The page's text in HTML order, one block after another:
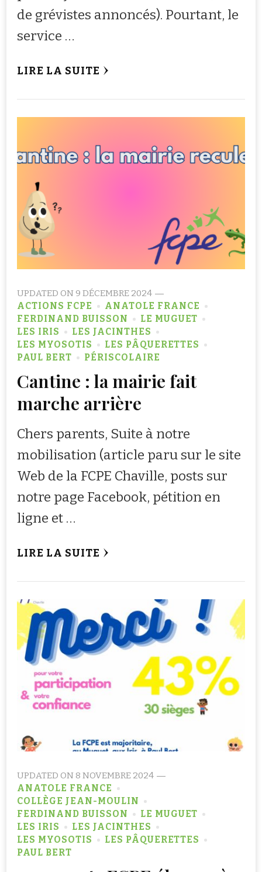
de grévistes annoncés). Pourtant, le
service …
LIRE LA SUITE
UPDATED ON 9 DÉCEMBRE 2024
ACTIONS FCPE
ANATOLE FRANCE
FERDINAND BUISSON
LE MUGUET
LES IRIS
LES JACINTHES
LES MYOSOTIS
LES PÂQUERETTES
PAUL BERT
PÉRISCOLAIRE
Cantine : la mairie fait
marche arrière
Chers parents, Suite à notre
mobilisation (article paru sur le site
Web de la FCPE Chaville, posts sur
notre page Facebook, pétition en
ligne et …
LIRE LA SUITE
UPDATED ON 8 NOVEMBRE 2024
ANATOLE FRANCE
COLLÈGE JEAN-MOULIN
FERDINAND BUISSON
LE MUGUET
LES IRIS
LES JACINTHES
LES MYOSOTIS
LES PÂQUERETTES
PAUL BERT